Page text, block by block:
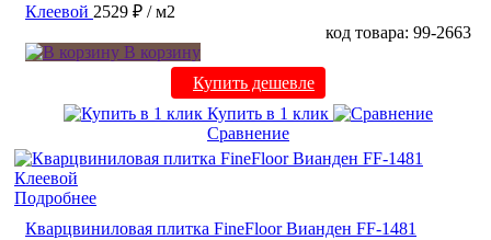
Клеевой 2529 ₽ / м2
код товара: 99-2663
В корзину
Купить дешевле
Купить в 1 клик
Сравнение
Подробнее
Кварцвиниловая плитка FineFloor Вианден FF-1481